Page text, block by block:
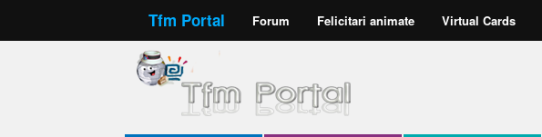
Tfm Portal Forum Felicitari animate Virtual Cards